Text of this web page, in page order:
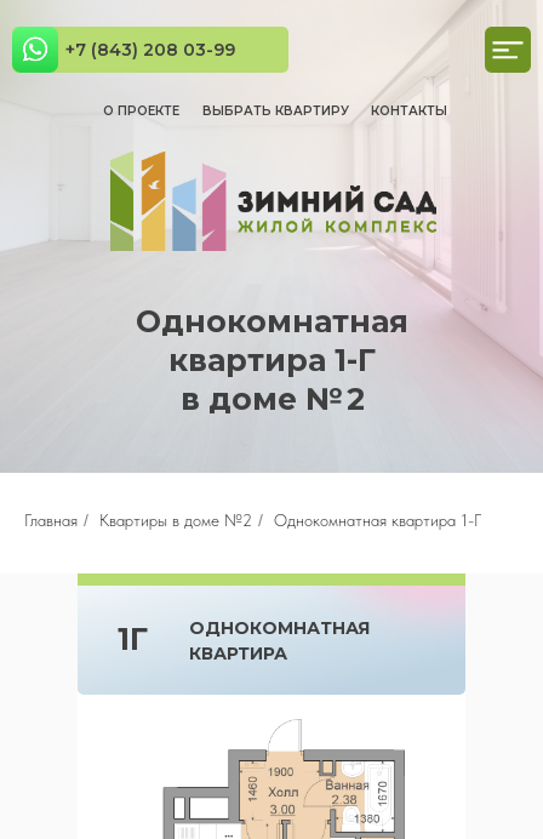
О ПРОЕКТЕ ВЫБРАТЬ КВАРТИРУ КОНТАКТЫ
+7 (843) 208 03-99
Однокомнатная
квартира 1-Г
в доме № 2
Главная / Квартиры в доме №2 / Однокомнатная квартира 1-Г
ОДНОКОМНАТНАЯ
КВАРТИРА
1Г